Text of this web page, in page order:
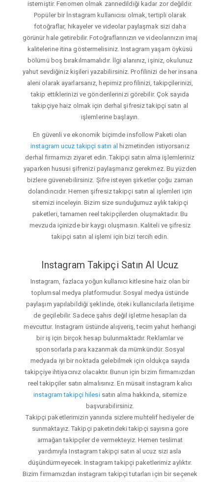
istemiştir. Fenomen olmak zannedildiği kadar zor değildir.
Popüler bir İnstagram kullanıcısı olmak, tertipli olarak
fotoğraflar, hikayeler ve videolar paylaşmak sizi daha
görünür hale getirebilir. Fotoğraflarınızın ve videolarınızın imaj
kalitelerine itina göstermelisiniz. Instagram yaşam öyküsü
bölümü boş bırakılmamalıdır. İlgi alanınız, işiniz, okulunuz
yahut sevdiğiniz kişileri yazabilirsiniz. Profilinizi de her insana
aleni olarak ayarlarsanız, hepimiz profilinizi, takipçilerinizi,
takip ettiklerinizi ve gönderilerinizi görebilir. Çok sayıda
takipçiye haiz olmak için derhal şifresiz takipçi satın al
işlemlerine başlayın.
En güvenli ve ekonomik biçimde insfollow Paketi olan
instagram ucuz takipçi satın al hizmetinden istiyorsanız
derhal firmamızı ziyaret edin. Takipçi satın alma işlemleriniz
yaparken hususi şifrenizi paylaşmanız gerekmez. Bu yüzden
bizlere güvenebilirsiniz. Şifre isteyen şirketler çoğu zaman
dolandırıcıdır. Hemen şifresiz takipçi satın al işlemleri için
sitemizi inceleyin. Bizim size sunduğumuz aylık takipçi
paketleri, tamamen reel takipçilerden oluşmaktadır. Bu
mevzuda içinizde bir kaygı oluşmasın. Kaliteli ve şifresiz
takipçi satın al işlemi için bizi tercih edin.
Instagram Takipçi Satın Al Ucuz
Instagram, fazlaca yoğun kullanıcı kitlesine haiz olan bir
toplumsal medya platformudur. Sosyal medya üstünde
paylaşım yapılabildiği şeklinde, öteki kullanıcılarla iletişime
de geçilebilir. Sadece şahıs değil işletme hesapları da
mevcuttur. Instagram üstünde alışveriş, tecim yahut herhangi
bir iş için birçok hesap bulunmaktadır. Reklamlar ve
sponsorlarla para kazanmak da mümkündür. Sosyal
medyada iyi bir noktada gelebilmek için oldukça sayıda
takipçiye ihtiyacınız olacaktır. Bunun için bizim firmamızdan
reel takipçiler satın almalısınız. En müsait instagram kalıcı
instagram takipçi hilesisatın alma hakkında, sitemize
başvurabilirsiniz.
Takipçi paketlerimizin yanında sizlere muhtelif hediyeler de
sunmaktayız. Takipçi paketindeki takipçi sayısına gore
armağan takipçiler de vermekteyiz. Hemen teslimat
yardımıyla Instagram takipçi satın al ucuz sizi asla
düşündürmeyecek. Instagram takipçi paketlerimiz aylıktır.
Bizim firmamızdan instagram takipçi tutarları için bir seçenek